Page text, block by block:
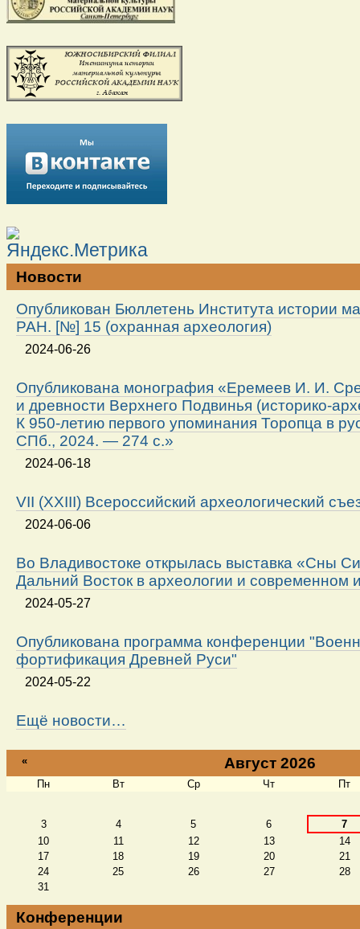
Новости
Опубликован Бюллетень Института истории
РАН. [№] 15 (охранная археология)
2024-06-26
Опубликована монография «Еремеев И. И.
и древности Верхнего Подвинья (историко-
К 950-летию первого упоминания Торопца в
СПб., 2024. — 274 с.»
2024-06-18
VII (XXIII) Всероссийский археологический
2024-06-06
Во Владивостоке открылась выставка «Сны
Дальний Восток в археологии и современном
2024-05-27
Опубликована программа конференции
фортификация Древней Руси"
2024-05-22
Ещё новости…
« Август 2026
Пн Вт Ср Чт Пт
3 4 5 6
7
10
11 12 13
14
17
18 19 20
21
24
25 26 27
28
31
Конференции